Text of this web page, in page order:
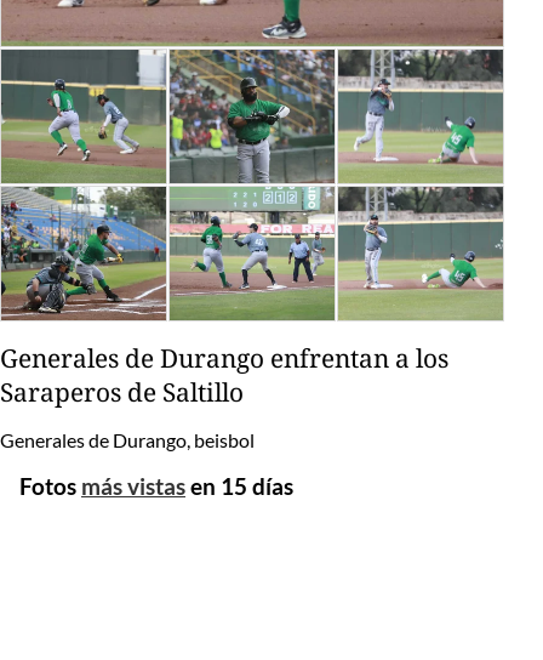
Generales de Durango enfrentan a los
Saraperos de Saltillo
Generales de Durango, beisbol
Fotos más vistasen 15 días